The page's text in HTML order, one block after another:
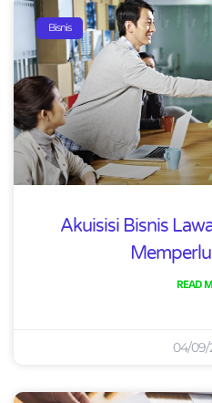
Bisnis
Akuisisi Bisnis
READ
04/09/